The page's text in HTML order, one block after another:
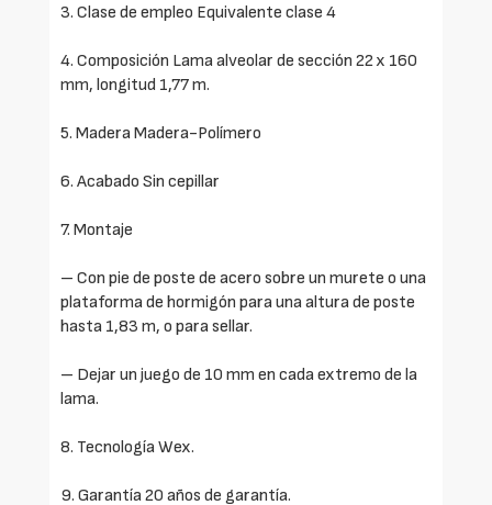
3. Clase de empleo Equivalente clase 4
4. Composición Lama alveolar de sección 22 x 160
mm, longitud 1,77 m.
5. Madera Madera-Polímero
6. Acabado Sin cepillar
7. Montaje
– Con pie de poste de acero sobre un murete o una
plataforma de hormigón para una altura de poste
hasta 1,83 m, o para sellar.
– Dejar un juego de 10 mm en cada extremo de la
lama.
8. Tecnología Wex.
9. Garantía 20 años de garantía.